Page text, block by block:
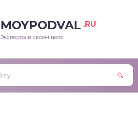
MOYPODVAL .RU
Эксперты в своем деле